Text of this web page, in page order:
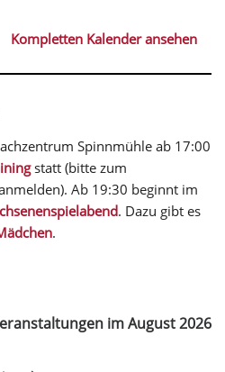
Kompletten Kalender ansehen
Spinnmühle ab 17:00
statt (bitte zum
Ab 19:30 beginnt im
. Dazu gibt es
.
im August 2026